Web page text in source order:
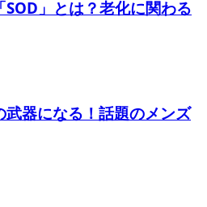
」とは？老化に関わる
武器になる！話題のメンズ